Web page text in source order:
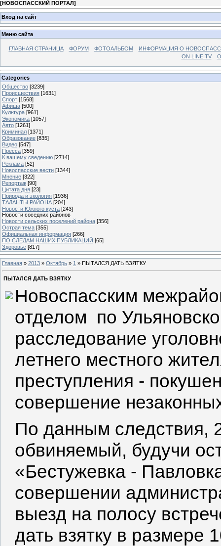
[НОВОСПАССКИЙ ПОРТАЛ]
Вход на сайт
Меню сайта
ГЛАВНАЯ СТРАНИЦА ФОРУМ ФОТОАЛЬБОМ
ИНФОРМАЦИЯ О
ON LINE TV
Categories
Общество [3239]
Происшествия [1631]
Спорт [1568]
Афиша [500]
Культура [961]
Экономика [1057]
Авто [1261]
Криминал [1371]
Образование [835]
Видео [547]
Пресса [359]
К вашему сведению [2714]
Реклама [52]
Новоспасские вести [1344]
Мнение [322]
Репортаж [90]
Цитата дня [23]
Природа и экология [1936]
ТАЛАНТЫ РАЙОНА [204]
Новости Южного куста [243]
Новости соседних районов
Новости сельских поселений района [356]
Острая тема [355]
Официальная информация [266]
ПО СЛЕДАМ НАШИХ ПУБЛИКАЦИЙ [65]
Здоровье [817]
Главная » 2013 » Октябрь » 1 » ПЫТАЛСЯ ДАТЬ ВЗЯТКУ
ПЫТАЛСЯ ДАТЬ ВЗЯТКУ
Новоспасским
отделом по
расследование
летнего местного
преступления -
совершение
По данным следствия,
обвиняемый, будучи
«Бестужевка -
совершении
выезд на полосу
дать взятку в размере